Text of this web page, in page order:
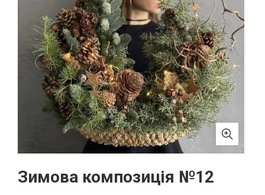
Зимова композиція №12